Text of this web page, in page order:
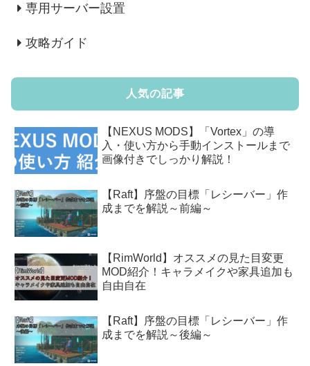
専用サーバー設置
攻略ガイド
人気の記事
【NEXUS MODS】「Vortex」の導
入・使い方から手動インストールまで
画像付きでしっかり解説！
【Raft】序盤の目標「レシーバー」作
成までを解説～前編～
【RimWorld】オススメの見た目変更
MOD紹介！キャラメイクや家具追加も
自由自在
【Raft】序盤の目標「レシーバー」作
成までを解説～後編～